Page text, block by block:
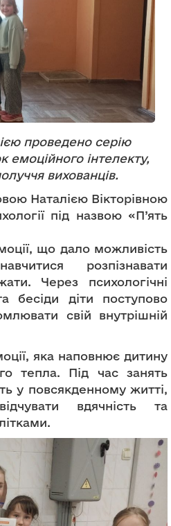
проведено серію
емоційного інтелекту,
вихованців.
Наталією Вікторівною
під назвою «П’ять
що дало можливість
розпізнавати
Через психологічні
бесіди діти поступово
свій внутрішній
яка наповнює дитину
тепла. Під час занять
у повсякденному житті,
вдячність та